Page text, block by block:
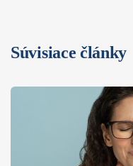
Súvisiace články